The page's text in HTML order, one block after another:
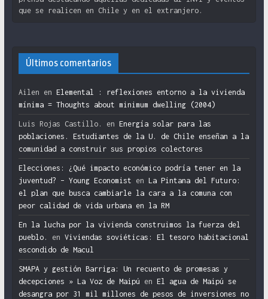
que se realicen en Chile y en el extranjero.
Últimos comentarios
Ailen en Elemental : reflexiones entorno a la vivienda
mínima = Thoughts about minimum dwelling (2004)
Luis Rojas Castillo. en Energía solar para las
poblaciones. Estudiantes de la U. de Chile enseñan a la
comunidad a construir sus propios colectores
Elecciones: ¿Qué impacto económico podría tener en la
juventud? – Young Economist en La Pintana del Futuro:
el plan que busca cambiarle la cara a la comuna con
peor calidad de vida urbana en la RM
En la lucha por la vivienda construimos la fuerza del
pueblo.
en Viviendas soviéticas: El tesoro habitacional
escondido de Macul
SMAPA y gestión Barriga: Un recuento de promesas y
decepciones » La Voz de Maipú en El agua de Maipú se
desangra por 31 mil millones de pesos de inversiones no